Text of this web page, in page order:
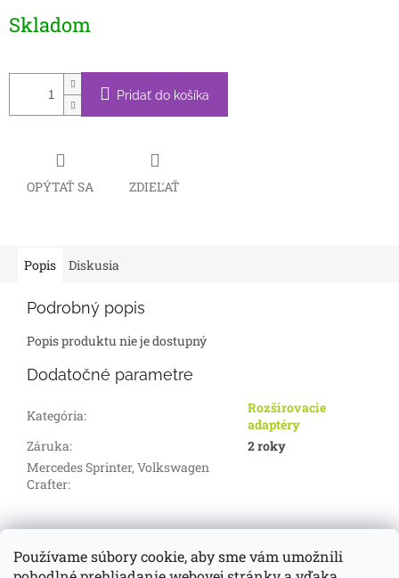
Používame súbory cookie, aby sme vám umožnili
cena:
Skladom
Pridať do košíka
OPÝTAŤ SA ZDIEĽAŤ
Popis Diskusia
Podrobný popis
Popis produktu nie je dostupný
Dodatočné parametre
Kategória:
Rozširovacie
adaptéry
Záruka:
2 roky
Mercedes Sprinter, Volkswagen
Crafter:
Z
d-servis.sk webasto.sk eberspächer.sk